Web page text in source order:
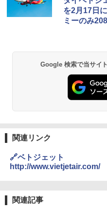
レーム テ
￥14,800
コンパク
￥2,980
DEWEL
を2月17日
ミーのみ
Google 検索で当サイ
関連リンク
🔗ベトジェット
http://www.vietjetair.com/
関連記事